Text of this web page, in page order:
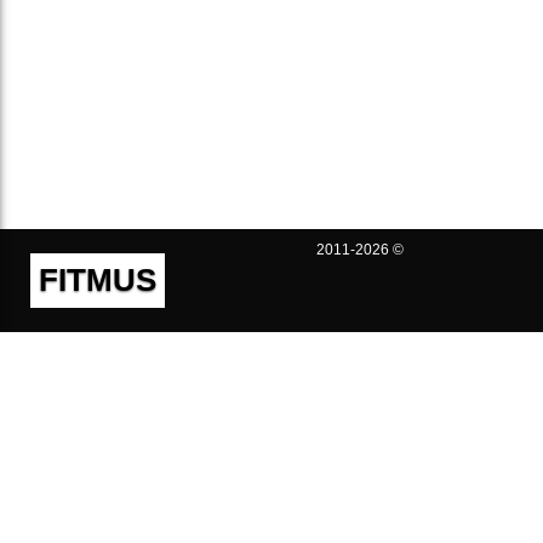
FITMUS
2011-2026 ©